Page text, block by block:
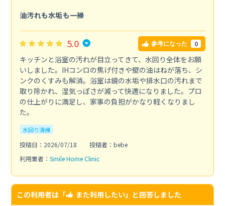
油汚れも水垢も一掃
5.0 参考になった 0
キッチンと浴室の汚れが目立ってきて、水回り全体をお願
いしました。IHコンロの焦げ付きや壁の油はねが落ち、シ
ンクのくすみも解消。浴室は鏡の水垢や排水口の汚れまで
取り除かれ、湿気っぽさが減って快適になりました。プロ
の仕上がりに満足し、家事の負担がかなり軽くなりまし
た。
水回り清掃
投稿日：2026/07/18
投稿者：bebe
利用業者： Smile Home Clinic
この利用者は「 また利用したい」と回答しました